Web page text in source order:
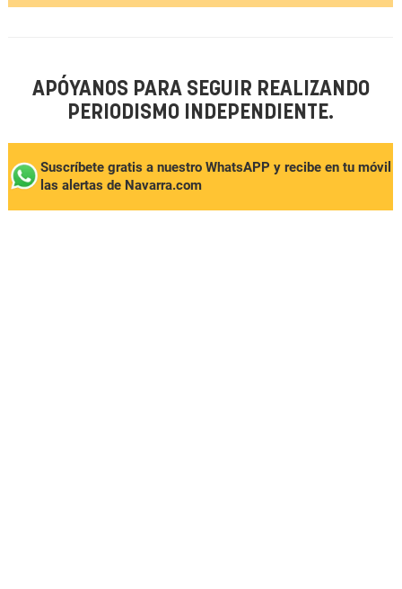
APÓYANOS PARA SEGUIR REALIZANDO
PERIODISMO INDEPENDIENTE.
Suscríbete gratis a nuestro WhatsAPP y recibe en tu móvil
las alertas de Navarra.com